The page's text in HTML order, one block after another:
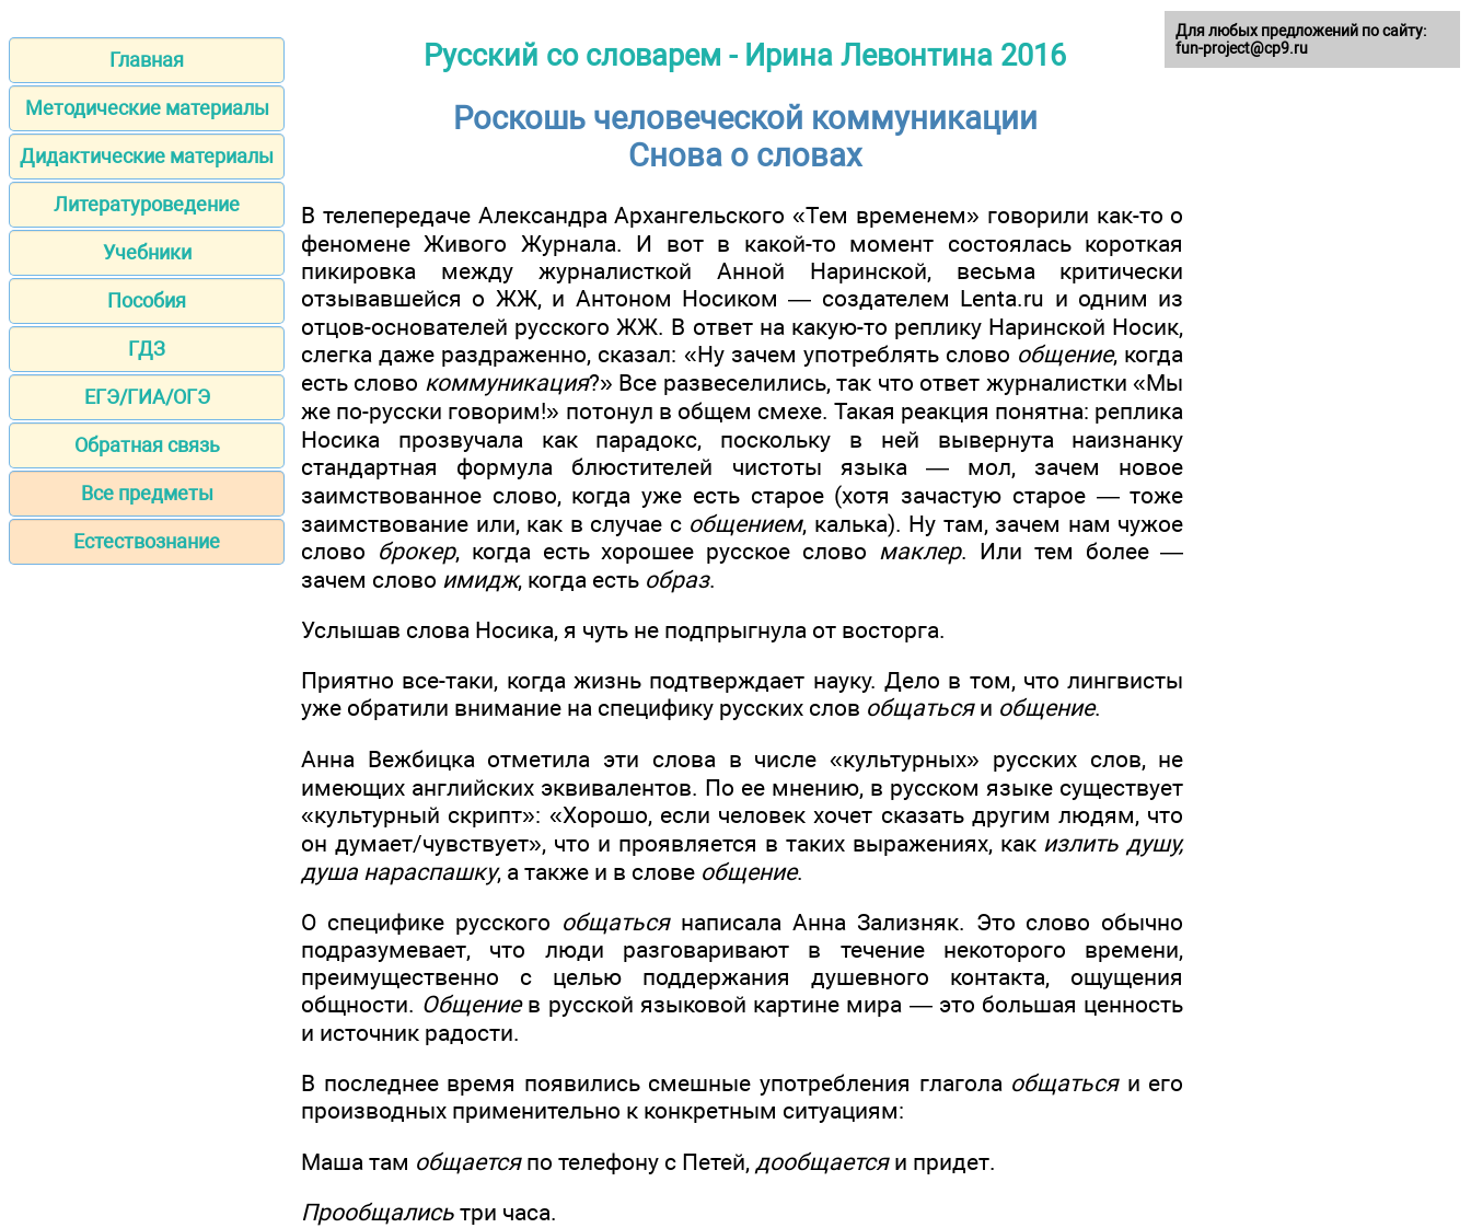
Главная
Методические материалы
Дидактические материалы
Литературоведение
Учебники
Пособия
ГДЗ
ЕГЭ/ГИА/ОГЭ
Обратная связь
Все предметы
Естествознание
Русский со словарем - Ирина Левонтина 2016
Роскошь человеческой коммуникации
Снова о словах
В телепередаче Александра Архангельского «Тем временем» говорили как-то о
феномене Живого Журнала. И вот в какой-то момент состоялась короткая
пикировка между журналисткой Анной Наринской, весьма критически
отзывавшейся о ЖЖ, и Антоном Носиком — создателем Lenta.ru и одним из
отцов-основателей русского ЖЖ. В ответ на какую-то реплику Наринской Носик,
слегка даже раздраженно, сказал: «Ну зачем употреблять слово общение, когда
есть слово коммуникация?» Все развеселились, так что ответ журналистки «Мы
же по-русски говорим!» потонул в общем смехе. Такая реакция понятна: реплика
Носика прозвучала как парадокс, поскольку в ней вывернута наизнанку
стандартная формула блюстителей чистоты языка — мол, зачем новое
заимствованное слово, когда уже есть старое (хотя зачастую старое — тоже
заимствование или, как в случае с общением, калька). Ну там, зачем нам чужое
слово брокер, когда есть хорошее русское слово маклер. Или тем более —
зачем слово имидж, когда есть образ.
Услышав слова Носика, я чуть не подпрыгнула от восторга.
Приятно все-таки, когда жизнь подтверждает науку. Дело в том, что лингвисты
уже обратили внимание на специфику русских слов общатьсяи общение.
Анна Вежбицка отметила эти слова в числе «культурных» русских слов, не
имеющих английских эквивалентов. По ее мнению, в русском языке существует
«культурный скрипт»: «Хорошо, если человек хочет сказать другим людям, что
он думает/чувствует», что и проявляется в таких выражениях, как излить душу,
душа нараспашку, а также и в слове общение.
О специфике русского общатьсянаписала Анна Зализняк. Это слово обычно
подразумевает, что люди разговаривают в течение некоторого времени,
преимущественно с целью поддержания душевного контакта, ощущения
общности. Общениев русской языковой картине мира — это большая ценность
и источник радости.
В последнее время появились смешные употребления глагола общатьсяи его
производных применительно к конкретным ситуациям:
Маша там общаетсяпо телефону с Петей, дообщаетсяи придет.
Прообщались три часа.
Для любых предложений по сайту:
fun-project@cp9.ru